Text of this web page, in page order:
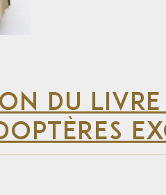
DU